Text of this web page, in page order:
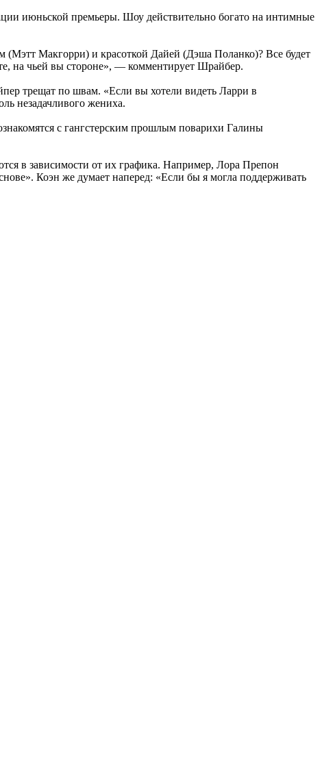
июньской премьеры. Шоу действительно богато на интимные
Макгорри) и красоткой Дайей (Дэша Поланко)? Все будет
на чьей вы стороне», — комментирует Шрайбер.
трещат по швам. «Если вы хотели видеть Ларри в
незадачливого жениха.
с гангстерским прошлым поварихи Галины
в зависимости от их графика. Например, Лора Препон
Коэн же думает наперед: «Если бы я могла поддерживать